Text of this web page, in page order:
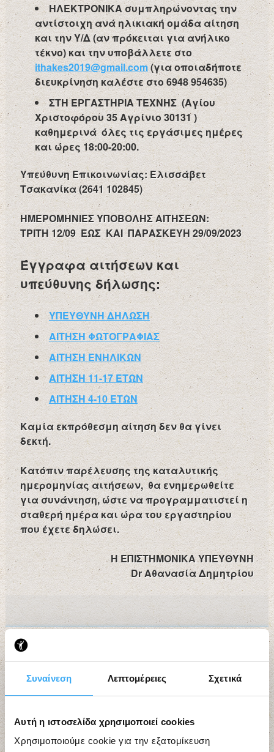
Συναίνεση Λεπτομέρειες Σχετικά
Αυτή η ιστοσελίδα χρησιμοποιεί cookies
Χρησιμοποιούμε cookie για την εξατομίκευση
ΗΛΕΚΤΡΟΝΙΚΑσυμπληρώνοντας την
αντίστοιχη ανά ηλικιακή ομάδα αίτηση
και την Υ/Δ (αν πρόκειται για ανήλικο
τέκνο) και την υποβάλλετε στο
ithakes2019@gmail.com(για οποιαδήποτε
διευκρίνηση καλέστε στο 6948 954635)
ΣΤΗ ΕΡΓΑΣΤΗΡΙΑ ΤΕΧΝΗΣ (Αγίου
Χριστοφόρου 35 Αγρίνιο 30131 )
καθημερινά όλες τις εργάσιμες ημέρες
και ώρες 18:00-20:00.
Υπεύθυνη Επικοινωνίας: Ελισσάβετ
Τσακανίκα (2641 102845)
ΗΜΕΡΟΜΗΝΙΕΣ ΥΠΟΒΟΛΗΣ ΑΙΤΗΣΕΩΝ:
ΤΡΙΤΗ 12/09 ΕΩΣ ΚΑΙ ΠΑΡΑΣΚΕΥΗ 29/09/2023
Έγγραφα αιτήσεων και
υπεύθυνης δήλωσης:
ΥΠΕΥΘΥΝΗ ΔΗΛΩΣΗ
ΑΙΤΗΣΗ ΦΩΤΟΓΡΑΦΙΑΣ
ΑΙΤΗΣΗ ΕΝΗΛΙΚΩΝ
ΑΙΤΗΣΗ 11-17 ΕΤΩΝ
ΑΙΤΗΣΗ 4-10 ΕΤΩΝ
Καμία εκπρόθεσμη αίτηση δεν θα γίνει
δεκτή.
Κατόπιν παρέλευσης της καταλυτικής
ημερομηνίας αιτήσεων, θα ενημερωθείτε
για συνάντηση, ώστε να προγραμματιστεί η
σταθερή ημέρα και ώρα του εργαστηρίου
που έχετε δηλώσει.
Η ΕΠΙΣΤΗΜΟΝΙΚΑ ΥΠΕΥΘΥΝΗ
DrΑθανασία Δημητρίου
Search
for:
Search